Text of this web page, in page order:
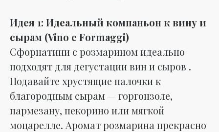
Идея 1: Идеальный компаньон к вину и
сырам (Vino e Formaggi)
Сфорнатини с розмарином идеально
подходят для дегустации вин и сыров .
Подавайте хрустящие палочки к
благородным сырам — горгонзоле,
пармезану, пекорино или мягкой
моцарелле. Аромат розмарина прекрасно